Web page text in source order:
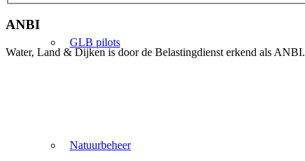
GLB pilots
Natuurbeheer
ANBI
Water, Land & Dijken is door de Belastingdienst erkend als ANBI.